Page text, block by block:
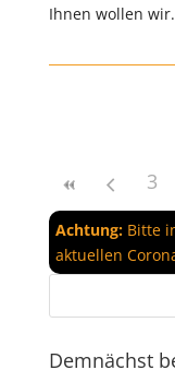
Ihnen wollen
3
Achtung:Bitte
aktuellen
Demnächst